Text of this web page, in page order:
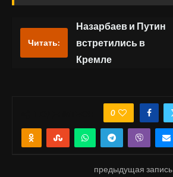
Читать:
Назарбаев и Путин
встретились в
Кремле
0
предыдущая запись